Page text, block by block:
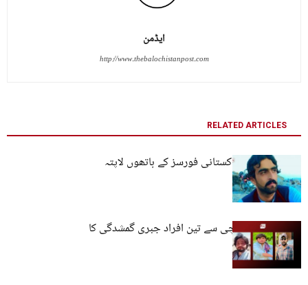
ایڈمن
http://www.thebalochistanpost.com
RELATED ARTICLES
کوئٹہ: نوجوان پاکستانی فورسز کے ہاتھوں لاپتہ
مستونگ اور کراچی سے تین افراد جبری گمشدگی کا
شکار